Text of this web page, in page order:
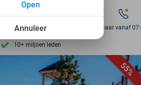
Ontdek 15.000+ deals
7 dagen per week beschikbaar
10+ miljoen leden
op basis van205.975 reviews
Ontdek 15.000+ deals
Bereikbaar vanaf
55%
Annuleer
Open